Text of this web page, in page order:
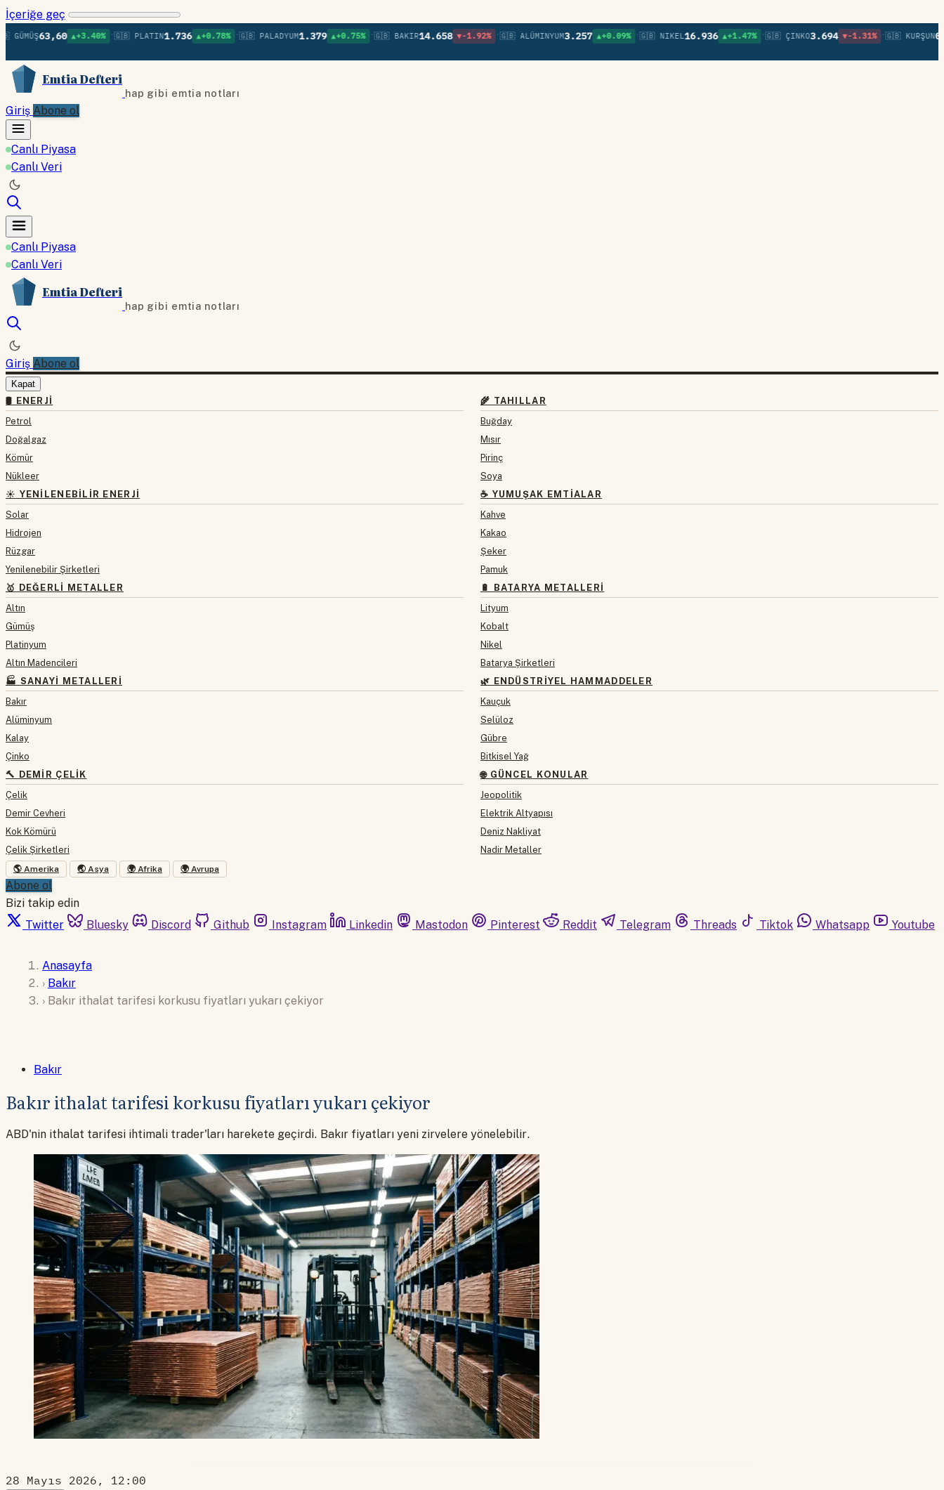
İçeriğe geç
63,60 ▲+3.40% •🇬🇧 PLATIN1.736 ▲+0.78% •🇬🇧 PALADYUM1.379 ▲+0.75% •🇬🇧 BAKIR14.658 ▼-1.92% •🇬🇧 ALÜMINYUM3.257 ▲+0.09% •🇬🇧 NIKEL16.936 ▲+1.47% •🇬🇧 ÇINKO3.694 ▼-1.31% •🇬🇧 KURŞUN0,85
Emtia Defteri
hap gibi emtia notları
Giriş Abone ol
Canlı Piyasa
Canlı Veri
Canlı Piyasa
Canlı Veri
Emtia Defteri
hap gibi emtia notları
Giriş Abone ol
Kapat
🛢 ENERJI
Petrol
Doğalgaz
Kömür
Nükleer
☀️ YENILENEBILIR ENERJI
Solar
Hidrojen
Rüzgar
Yenilenebilir Şirketleri
🥇 DEĞERLI METALLER
Altın
Gümüş
Platinyum
Altın Madencileri
🏭 SANAYI METALLERI
Bakır
Alüminyum
Kalay
Çinko
🔨 DEMIR ÇELIK
Çelik
Demir Cevheri
Kok Kömürü
Çelik Şirketleri
🌾 TAHILLAR
Buğday
Mısır
Pirinç
Soya
☕ YUMUŞAK EMTIALAR
Kahve
Kakao
Şeker
Pamuk
🔋 BATARYA METALLERI
Lityum
Kobalt
Nikel
Batarya Şirketleri
🌿 ENDÜSTRIYEL HAMMADDELER
Kauçuk
Selüloz
Gübre
Bitkisel Yağ
🌐 GÜNCEL KONULAR
Jeopolitik
Elektrik Altyapısı
Deniz Nakliyat
Nadir Metaller
🌎 Amerika 🌏 Asya 🌍 Afrika 🌍 Avrupa
Abone ol
Bizi takip edin
Twitter
Bluesky Discord Github Instagram Linkedin Mastodon Pinterest Reddit Telegram Threads Tiktok Whatsapp Youtube
Anasayfa
› Bakır
› Bakır ithalat tarifesi korkusu fiyatları yukarı çekiyor
Bakır
Bakır ithalat tarifesi korkusu fiyatları yukarı çekiyor
ABD'nin ithalat tarifesi ihtimali trader'ları harekete geçirdi. Bakır fiyatları yeni zirvelere yönelebilir.
28 Mayıs 2026, 12:00